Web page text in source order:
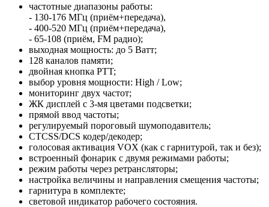
частотные диапазоны работы:
- 130-176 МГц (приём+передача),
- 400-520 МГц (приём+передача),
- 65-108 (приём, FM радио);
выходная мощность: до 5 Ватт;
128 каналов памяти;
двойная кнопка PTT;
выбор уровня мощности: High / Low;
мониторинг двух частот;
ЖК дисплей с 3-мя цветами подсветки;
прямой ввод частоты;
регулируемый пороговый шумоподавитель;
CTCSS/DCS кодер/декодер;
голосовая активация VOX (как с гарнитурой, так и без);
встроенный фонарик с двумя режимами работы;
режим работы через ретрансляторы;
настройка величины и направления смещения частоты;
гарнитура в комплекте;
световой индикатор рабочего состояния.